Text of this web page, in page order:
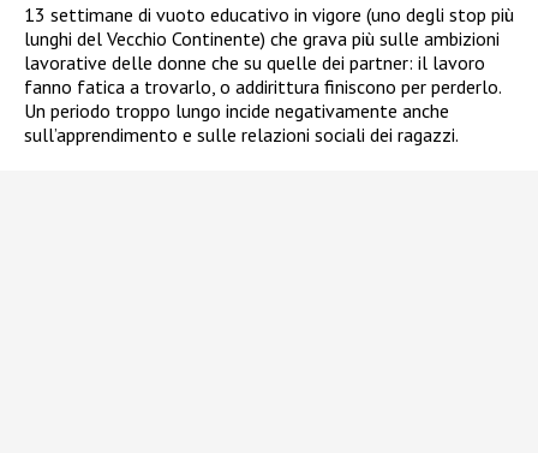
13 settimane di vuoto educativo in vigore (uno degli stop più
lunghi del Vecchio Continente) che grava più sulle ambizioni
lavorative delle donne che su quelle dei partner: il lavoro
fanno fatica a trovarlo, o addirittura finiscono per perderlo.
Un periodo troppo lungo incide negativamente anche
sull’apprendimento e sulle relazioni sociali dei ragazzi.